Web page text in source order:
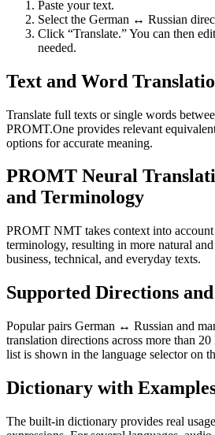
Paste your text.
Select the German ↔ Russian
Click “Translate.” You can then
needed.
Text and Word
Translate full texts or single words
PROMT.One provides relevant
options for accurate meaning.
PROMT Neural
and Terminology
PROMT NMT takes context into account
terminology, resulting in more natural
business, technical, and everyday texts.
Supported Directions
Popular pairs German ↔ Russian and
translation directions across more than
list is shown in the language selector on
Dictionary with
The built-in dictionary provides real